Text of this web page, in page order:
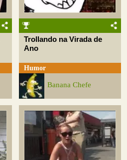
Trollando na Virada de
Ano
Humor
Banana Chefe